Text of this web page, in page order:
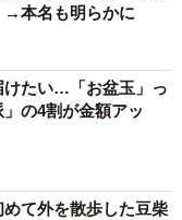
→本名も明らかに
けたい…「お盆玉」っ
の4割が金額アッ
て外を散歩した豆柴